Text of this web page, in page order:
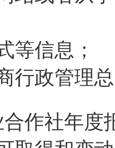
等信息；
行政管理
作社年度